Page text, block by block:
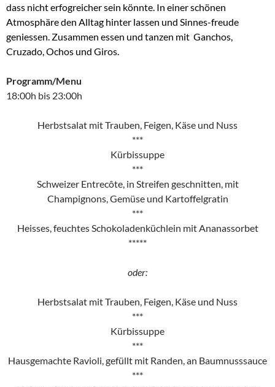
dass nicht erfogreicher sein könnte. In einer schönen
Atmosphäre den Alltag hinter lassen und Sinnes-freude
geniessen. Zusammen essen und tanzen mit Ganchos,
Cruzado, Ochos und Giros.
Programm/Menu
18:00h bis 23:00h
Herbstsalat mit Trauben, Feigen, Käse und Nuss
***
Kürbissuppe
***
Schweizer Entrecôte, in Streifen geschnitten, mit
Champignons, Gemüse und Kartoffelgratin
***
Heisses, feuchtes Schokoladenküchlein mit Ananassorbet
*****
oder:
Herbstsalat mit Trauben, Feigen, Käse und Nuss
***
Kürbissuppe
***
Hausgemachte Ravioli, gefüllt mit Randen, an Baumnusssauce
***